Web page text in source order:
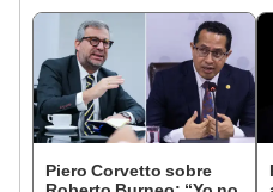
Piero Corvetto sobre